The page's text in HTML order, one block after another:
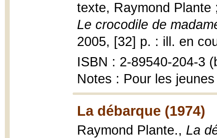
texte, Raymond
Le crocodile de
2005, [32] p. : ill. en
ISBN : 2-89540-204-3
Notes : Pour les jeunes
La débarque (1974)
Raymond Plante., La